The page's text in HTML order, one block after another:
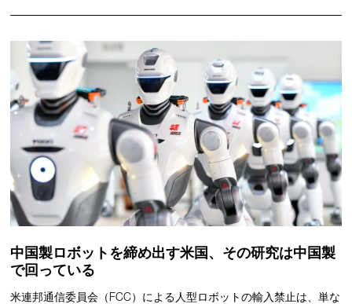
中国製ロボットを締め出す米国、その研究は中国製
で回っている
米連邦通信委員会（FCC）による人型ロボットの輸入禁止は、単な